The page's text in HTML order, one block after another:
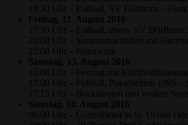
18:30 Uhr – Fußball, SV Dörfleins – Eintr.
Freitag, 12. August 2016
17:30 Uhr – Fußball, ehem. SV Dörfleins
20:00 Uhr – Sommernachtsfest mit
23:00 Uhr – Feuerwerk
Samstag, 13. August 2016
16:00 Uhr – Festzug mit
17:00 Uhr – Fußball, Pokalhelden 1995 –
17:15 Uhr – Bocksbraten und weitere
Sonntag, 14. August 2016
09:00 Uhr – Gottesdienst in St. Ursula